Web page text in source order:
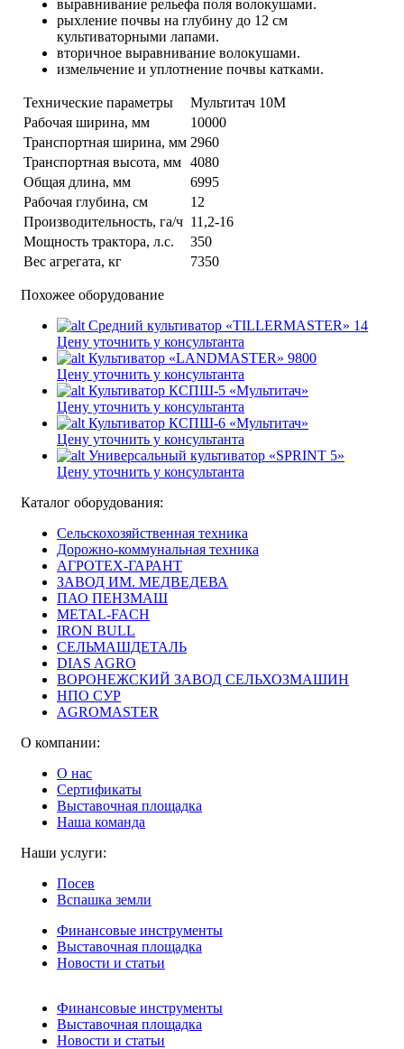
выравнивание рельефа поля волокушами.
рыхление почвы на глубину до 12 см
культиваторными лапами.
вторичное выравнивание волокушами.
измельчение и уплотнение почвы катками.
Технические параметры
Мультитач 10М
Рабочая ширина, мм
10000
Транспортная ширина, мм 2960
Транспортная высота, мм 4080
Общая длина, мм
6995
Рабочая глубина, см
12
Производительность, га/ч 11,2-16
Мощность трактора, л.с.
350
Вес агрегата, кг
7350
Похожее оборудование
Средний культиватор «TILLERMASTER» 14
Цену уточнить у консультанта
Культиватор «LANDMASTER» 9800
Цену уточнить у консультанта
Культиватор КСПШ-5 «Мультитач»
Цену уточнить у консультанта
Культиватор КСПШ-6 «Мультитач»
Цену уточнить у консультанта
Универсальный культиватор «SPRINT 5»
Цену уточнить у консультанта
Каталог оборудования:
Сельскохозяйственная техника
Дорожно-коммунальная техника
АГРОТЕХ-ГАРАНТ
ЗАВОД ИМ. МЕДВЕДЕВА
ПАО ПЕНЗМАШ
METAL-FACH
IRON BULL
СЕЛЬМАШДЕТАЛЬ
DIAS AGRO
ВОРОНЕЖСКИЙ ЗАВОД СЕЛЬХОЗМАШИН
НПО СУР
AGROMASTER
О компании:
О нас
Сертификаты
Выставочная площадка
Наша команда
Наши услуги:
Посев
Вспашка земли
Финансовые инструменты
Выставочная площадка
Новости и статьи
Финансовые инструменты
Выставочная площадка
Новости и статьи